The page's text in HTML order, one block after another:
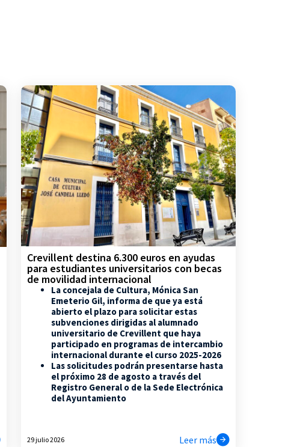
Crevillent destina 6.300 euros en ayudas
para estudiantes universitarios con becas
de movilidad internacional
La concejala de Cultura, Mónica San
Emeterio Gil, informa de que ya está
abierto el plazo para solicitar estas
subvenciones dirigidas al alumnado
universitario de Crevillent que haya
participado en programas de intercambio
internacional durante el curso 2025-2026
Las solicitudes podrán presentarse hasta
el próximo 28 de agosto a través del
Registro General o de la Sede Electrónica
del Ayuntamiento
29 julio 2026 Leer más